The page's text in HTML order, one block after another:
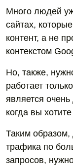
Много людей
сайтах,
контент, а не
контекстом
Но, также,
работает
является
когда вы
Таким образом,
трафика по
запросов,